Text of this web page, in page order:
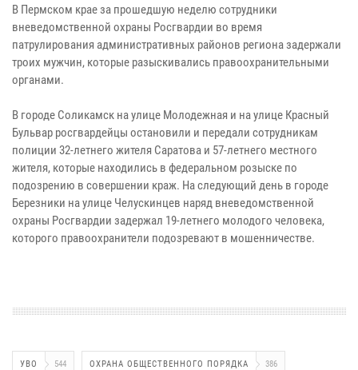
В Пермском крае за прошедшую неделю сотрудники
вневедомственной охраны Росгвардии во время
патрулирования административных районов региона задержали
троих мужчин, которые разыскивались правоохранительными
органами.
В городе Соликамск на улице Молодежная и на улице Красный
Бульвар росгвардейцы остановили и передали сотрудникам
полиции 32-летнего жителя Саратова и 57-летнего местного
жителя, которые находились в федеральном розыске по
подозрению в совершении краж. На следующий день в городе
Березники на улице Челускинцев наряд вневедомственной
охраны Росгвардии задержал 19-летнего молодого человека,
которого правоохранители подозревают в мошенничестве.
УВО 544 ОХРАНА ОБЩЕСТВЕННОГО ПОРЯДКА 386